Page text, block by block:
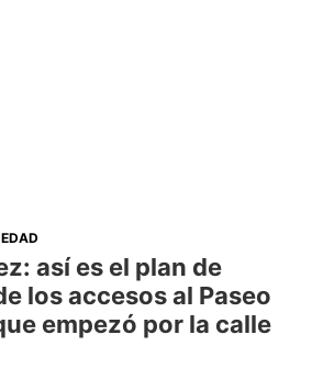
así es el plan de
los accesos al Paseo
empezó por la calle